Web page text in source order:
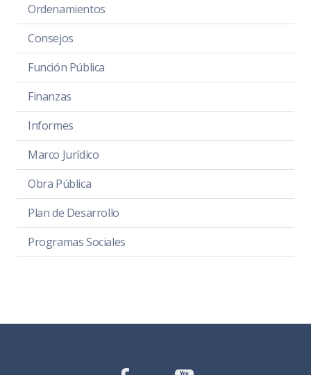
Ordenamientos
Consejos
Función Pública
Finanzas
Informes
Marco Jurídico
Obra Pública
Plan de Desarrollo
Programas Sociales